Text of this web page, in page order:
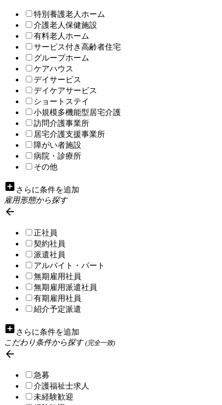
特別養護老人ホーム
介護老人保健施設
有料老人ホーム
サービス付き高齢者住宅
グループホーム
ケアハウス
デイサービス
デイケアサービス
ショートステイ
小規模多機能型居宅介護
訪問介護事業所
居宅介護支援事業所
障がい者施設
病院・診療所
その他
add_box さらに条件を追加
雇用形態から探す

正社員
契約社員
派遣社員
アルバイト・パート
無期雇用社員
無期雇用派遣社員
有期雇用社員
紹介予定派遣
add_box さらに条件を追加
こだわり条件から探す(完全一致)

急募
介護福祉士求人
未経験歓迎